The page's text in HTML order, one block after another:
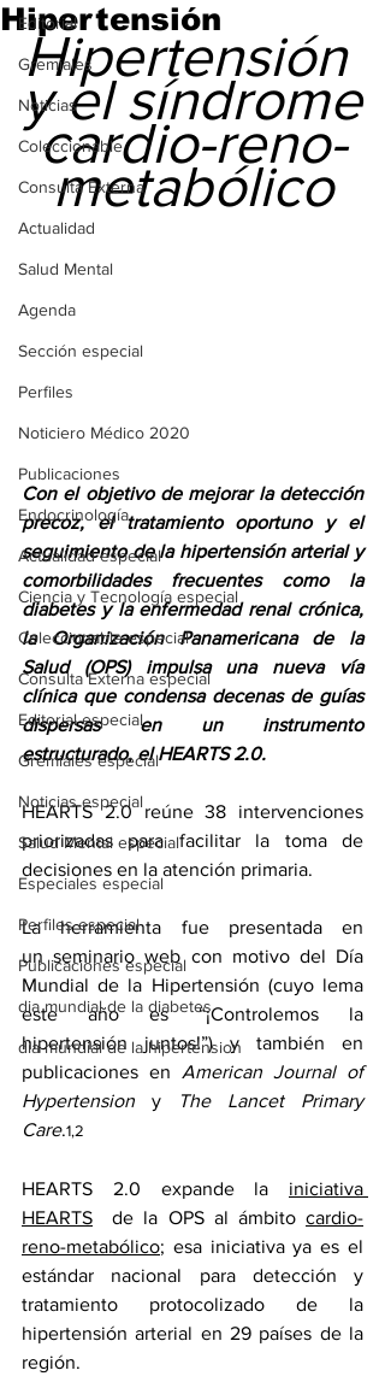
Editorial
Gremiales
Noticias
Coleccionable
Consulta Externa
Actualidad
Salud Mental
Agenda
Sección especial
Perfiles
Noticiero Médico 2020
Publicaciones
Endocrinología
Actualidad especial
Ciencia y Tecnología especial
Coleccionable especial
Consulta Externa especial
Editorial especial
Gremiales especial
Noticias especial
Salud Mental especial
Especiales especial
Perfiles especial
Publicaciones especial
dia mundial de la diabetes
dia mundial de la hipertension
Hipertensión
Hipertensión
y el síndrome
cardio-reno-
metabólico
Con el objetivo de mejorar la detección
precoz, el tratamiento oportuno y el
seguimiento de la hipertensión arterial y
comorbilidades frecuentes como la
diabetes y la enfermedad renal crónica,
la Organización Panamericana de la
Salud (OPS) impulsa una nueva vía
clínica que condensa decenas de guías
dispersas en un instrumento
estructurado, el HEARTS 2.0.
HEARTS 2.0 reúne 38 intervenciones
priorizadas para facilitar la toma de
decisiones en la atención primaria.
La herramienta fue presentada en
un seminario web con motivo del Día
Mundial de la Hipertensión (cuyo lema
este año es “¡Controlemos la
hipertensión juntos!”) y también en
publicaciones en American Journal of
Hypertension y
The Lancet Primary
Care.1,2
HEARTS 2.0 expande la iniciativa
HEARTS de la OPS al ámbito cardio-
reno-metabólico; esa iniciativa ya es el
estándar nacional para detección y
tratamiento protocolizado de la
hipertensión arterial en 29 países de la
región.